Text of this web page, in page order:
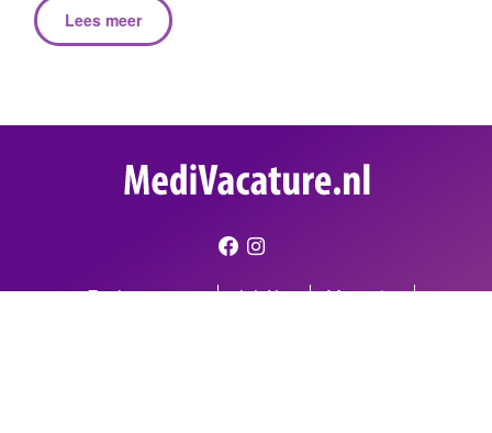
Lees meer
Zoek vacatures JobAlert
Magazine